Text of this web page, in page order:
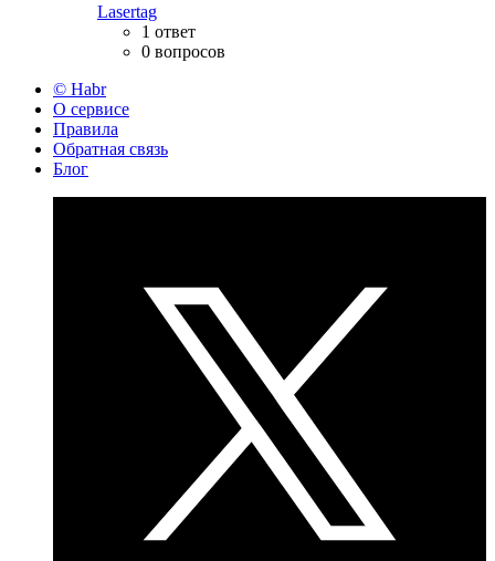
Lasertag
1 ответ
0 вопросов
© Habr
О сервисе
Правила
Обратная связь
Блог